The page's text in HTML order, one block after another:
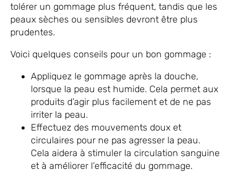
tolérer un gommage plus fréquent, tandis que les
peaux sèches ou sensibles devront être plus
prudentes.
Voici quelques conseils pour un bon gommage :
Appliquez le gommage après la douche,
lorsque la peau est humide. Cela permet aux
produits d’agir plus facilement et de ne pas
irriter la peau.
Effectuez des mouvements doux et
circulaires pour ne pas agresser la peau.
Cela aidera à stimuler la circulation sanguine
et à améliorer l’efficacité du gommage.